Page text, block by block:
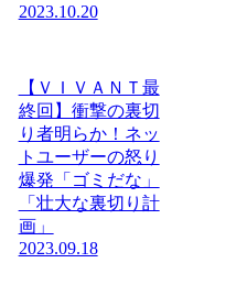
2023.10.20
【ＶＩＶＡＮＴ最
終回】衝撃の裏切
り者明らか！ネッ
トユーザーの怒り
爆発「ゴミだな」
「壮大な裏切り計
画」
2023.09.18